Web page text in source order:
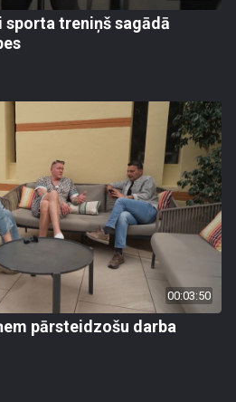
treniņš sagādā
00:03:50
pārsteidzošu darba